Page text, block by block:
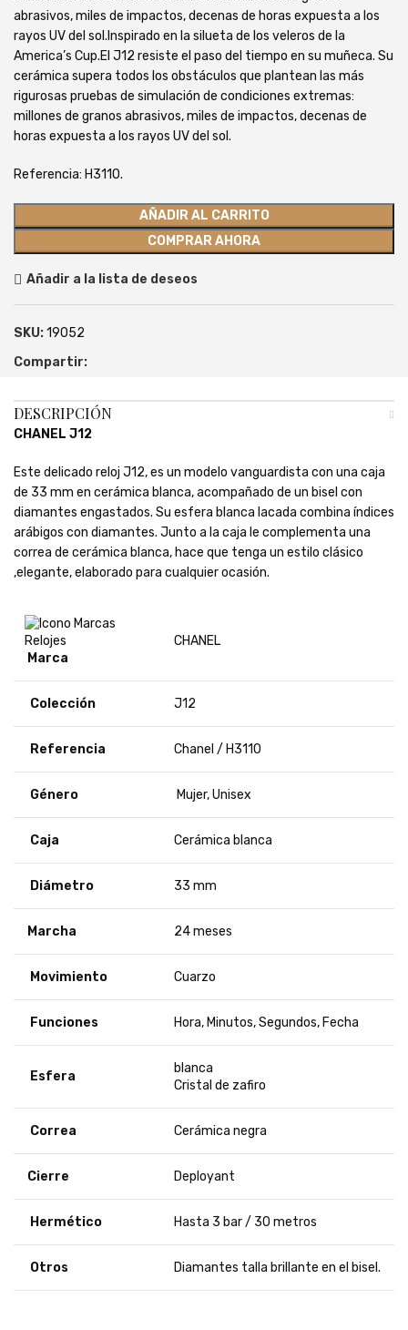
abrasivos, miles de impactos, decenas de horas expuesta a los
rayos UV del sol.Inspirado en la silueta de los veleros de la
America’s Cup.El J12 resiste el paso del tiempo en su muñeca. Su
cerámica supera todos los obstáculos que plantean las más
rigurosas pruebas de simulación de condiciones extremas:
millones de granos abrasivos, miles de impactos, decenas de
horas expuesta a los rayos UV del sol.
Referencia: H3110.
AÑADIR AL CARRITO
COMPRAR AHORA
Añadir a la lista de deseos
SKU:19052
Compartir:
DESCRIPCIÓN
CHANEL J12
Este delicado reloj J12, es un modelo vanguardista con una caja
de 33 mm en cerámica blanca, acompañado de un bisel con
diamantes engastados. Su esfera blanca lacada combina índices
arábigos con diamantes. Junto a la caja le complementa una
correa de cerámica blanca, hace que tenga un estilo clásico
,elegante, elaborado para cualquier ocasión.
Marca
CHANEL
Colección J12
Referencia Chanel / H3110
Género Mujer, Unisex
Caja Cerámica blanca
Diámetro 33 mm
Marcha 24 meses
Movimiento Cuarzo
Funciones Hora, Minutos, Segundos, Fecha
Esfera
blanca
Cristal de zafiro
Correa Cerámica negra
Cierre Deployant
Hermético Hasta 3 bar / 30 metros
Otros Diamantes talla brillante en el bisel.